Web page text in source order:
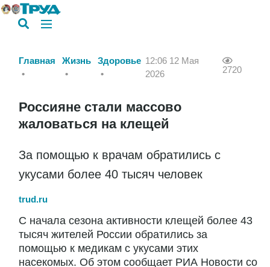
Главная Жизнь Здоровье 12:06 12 Мая
2026
2720
Россияне стали массово
жаловаться на клещей
За помощью к врачам обратились с
укусами более 40 тысяч человек
trud.ru
С начала сезона активности клещей более 43
тысяч жителей России обратились за
помощью к медикам с укусами этих
насекомых. Об этом сообщает РИА Новости со